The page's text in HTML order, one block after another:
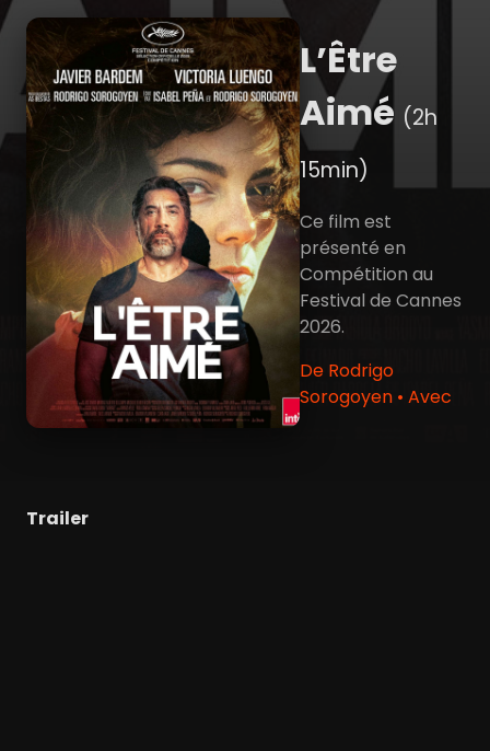
L’Être
Aimé (2h
15min)
Ce film est
présenté en
Compétition au
Festival de Cannes
2026.
De Rodrigo
Sorogoyen • Avec
Trailer